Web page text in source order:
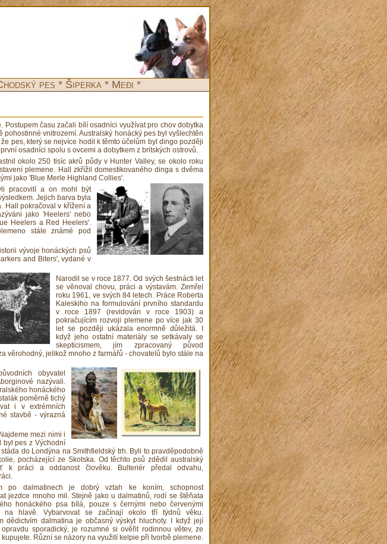
pes * Šiperka * Međi *
Postupem času začali bílí osadníci využívat pro chov dobytka
vnitrozemí. Australský honácký pes byl vyšlechtěn
pes, který se nejvíce hodil k těmto účelům byl dingo později
osadníci spolu s ovcemi a dobytkem z britských ostrovů.
okolo 250 tisíc akrů půdy v Hunter Valley, se okolo roku
plemene. Hall zkřížil domestikovaného dinga s dvěma
jako 'Blue Merle Highland Collies'.
pracovití a on mohl být
Jejich barva byla
Hall pokračoval v křížení a
jako 'Heelers' nebo
Heelers a Red Heelers'.
stále známé pod
vývoje honáckých psů
and Biters', vydané v
Narodil se v roce 1877. Od svých šestnácti let
se věnoval chovu, práci a výstavám. Zemřel
roku 1961, ve svých 84 letech. Práce Roberta
Kaleskiho na formulování prvního standardu
v roce 1897 (revidován v roce 1903) a
pokračujícím rozvoji plemene po více jak 30
let se později ukázala enormně důležitá. I
když jeho ostatní materiály se setkávaly se
skepticismem, jím zpracovaný původ
věrohodný, jelikož mnoho z farmářů - chovatelů bylo stále na
obyvatel
nazývali.
honáckého
poměrně tichý
i v extrémních
stavbě - výrazná
mezi nimi i
byl pes z Východní
do Londýna na Smithfieldský trh. Byli to pravděpodobně
pocházející ze Skotska. Od těchto psů zdědil australský
k práci a oddanost člověku. Bulteriér předal odvahu,
po dalmatinech je dobrý vztah ke koním, schopnost
jezdce mnoho mil. Stejně jako u dalmatinů, rodí se štěňata
honáckého psa bílá, pouze s černými nebo červenými
na hlavě. Vybarvovat se začínají okolo tří týdnů věku.
dědictvím dalmatina je občasný výskyt hluchoty. I když její
sporadický, je rozumné si ověřit rodinnou větev, ze
kupujete. Různí se názory na využití kelpie při tvorbě plemene.